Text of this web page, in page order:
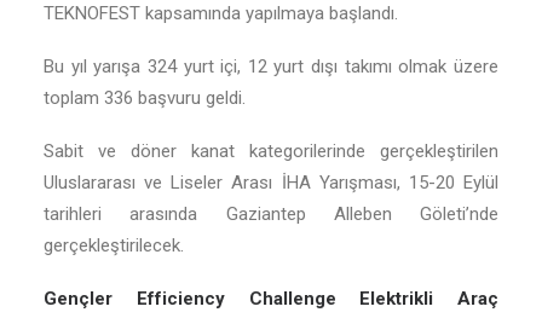
TEKNOFEST kapsamında yapılmaya başlandı.
Bu yıl yarışa 324 yurt içi, 12 yurt dışı takımı olmak üzere
toplam 336 başvuru geldi.
Sabit ve döner kanat kategorilerinde gerçekleştirilen
Uluslararası ve Liseler Arası İHA Yarışması, 15-20 Eylül
tarihleri arasında Gaziantep Alleben Göleti’nde
gerçekleştirilecek.
Gençler Efficiency Challenge Elektrikli Araç